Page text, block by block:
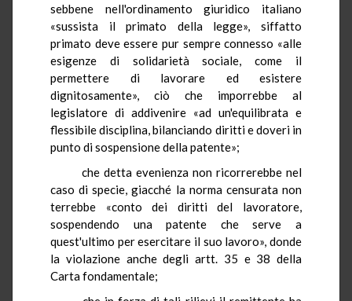
sebbene nell'ordinamento giuridico italiano
«sussista il primato della legge», siffatto
primato deve essere pur sempre connesso «alle
esigenze di solidarietà sociale, come il
permettere di lavorare ed esistere
dignitosamente», ciò che imporrebbe al
legislatore di addivenire «ad un'equilibrata e
flessibile disciplina, bilanciando diritti e doveri in
punto di sospensione della patente»;
che detta evenienza non ricorrerebbe nel
caso di specie, giacché la norma censurata non
terrebbe «conto dei diritti del lavoratore,
sospendendo una patente che serve a
quest'ultimo per esercitare il suo lavoro», donde
la violazione anche degli artt. 35 e 38 della
Carta fondamentale;